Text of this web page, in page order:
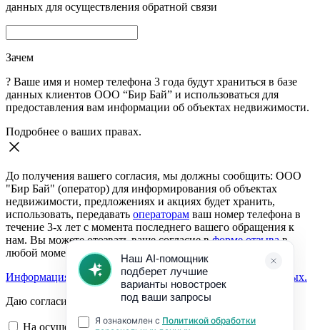
данных для осуществления обратной связи
Зачем
? Ваше имя и номер телефона 3 года будут храниться в базе
данных клиентов ООО “Бир Бай” и использоваться для
предоставления вам информации об объектах недвижимости.
Подробнее о ваших правах.
До получения вашего согласия, мы должны сообщить: ООО
"Бир Бай" (оператор) для информирования об объектах
недвижимости, предложениях и акциях будет хранить,
использовать, передавать операторам ваш номер телефона в
течение 3-х лет с момента последнего вашего обращения к
нам. Вы можете отозвать ваше согласие вформе отзывав
любой момент.
Информация о согласии на обработку персональных данных.
Даю согласие:
На осуществление обратной связи